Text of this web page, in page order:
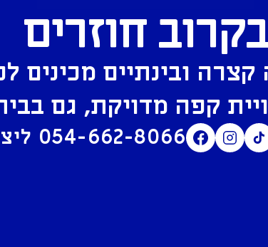
חוזרים
ובינתיים מכינים
קפה מדויקת, גם
054-662-8066